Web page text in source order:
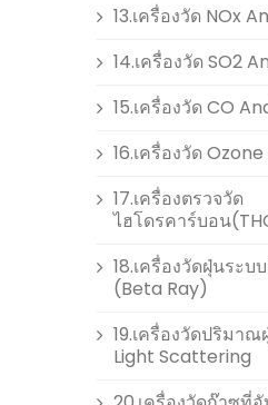
13.เครื่องวัด NOx
14.เครื่องวัด SO2
15.เครื่องวัด CO
16.เครื่องวัด
17.เครื่องตรวจวัด
ไฮโดรคาร์บอน
18.เครื่องวัดฝุ่นระบ
(Beta Ray)
19.เครื่องวัดปริมา
Light Scattering